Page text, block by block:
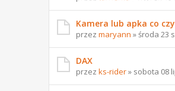
Kamera lub apka co
przez maryann » środa 23
DAX
przez ks-rider» sobota 08